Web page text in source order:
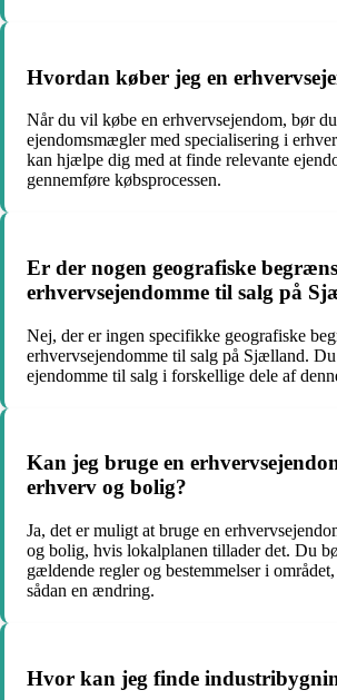
Hvordan køber jeg en
Når du vil købe en erhvervsejendom, bør
ejendomsmægler med specialisering i
kan hjælpe dig med at finde relevante
gennemføre købsprocessen.
Er der nogen geografiske
erhvervsejendomme til salg på
Nej, der er ingen specifikke geografiske
erhvervsejendomme til salg på Sjælland.
ejendomme til salg i forskellige dele af
Kan jeg bruge en
erhverv og bolig?
Ja, det er muligt at bruge en
og bolig, hvis lokalplanen tillader det. Du
gældende regler og bestemmelser i
sådan en ændring.
Hvor kan jeg finde